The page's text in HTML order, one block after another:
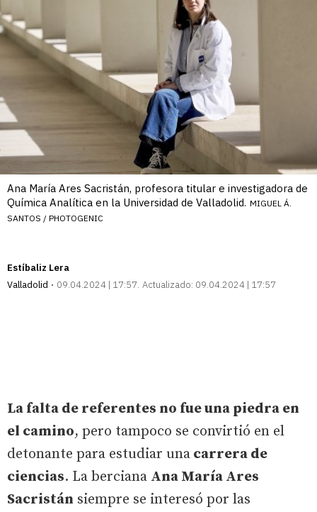
Ana María Ares Sacristán, profesora titular e investigadora de
Química Analítica en la Universidad de Valladolid. MIGUEL Á.
SANTOS / PHOTOGENIC
Estíbaliz Lera
Valladolid
09.04.2024 | 17:57 Actualizado: 09.04.2024 | 17:57
La falta de referentes no fue una piedra en
el camino, pero tampoco se convirtió en el
detonante para estudiar una carrera de
ciencias. La berciana Ana María Ares
Sacristán siempre se interesó por las